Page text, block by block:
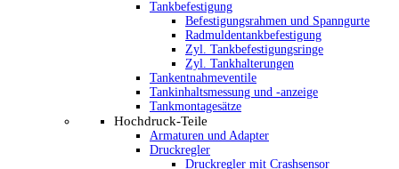
Tankbefestigung
Befestigungsrahmen und Spanngurte
Radmuldentankbefestigung
Zyl. Tankbefestigungsringe
Zyl. Tankhalterungen
Tankentnahmeventile
Tankinhaltsmessung und -anzeige
Tankmontagesätze
Hochdruck-Teile
Armaturen und Adapter
Druckregler
Druckregler mit Crashsensor